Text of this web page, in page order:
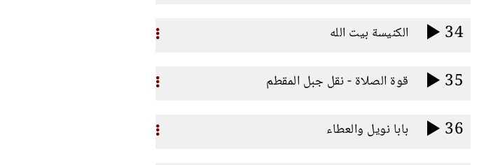
34 الكنيسة بيت الله
35 قوة الصلاة - نقل جبل المقطم
36 بابا نويل والعطاء